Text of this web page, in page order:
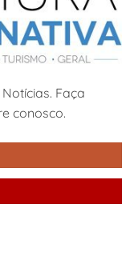
Faça
conosco.